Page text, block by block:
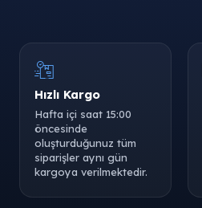
Hızlı Kargo
Hafta içi saat 15:00
öncesinde
oluşturduğunuz tüm
siparişler aynı gün
kargoya verilmektedir.